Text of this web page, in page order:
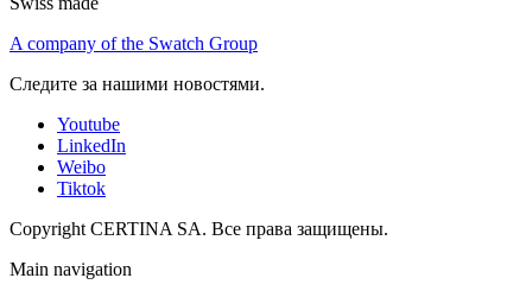
A company of the Swatch Group
Следите за нашими новостями.
Youtube
LinkedIn
Weibo
Tiktok
Copyright CERTINA SA. Все права защищены.
Main navigation